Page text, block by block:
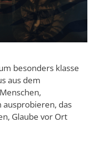
besonders klasse
aus dem
ausprobieren, das
Glaube vor Ort